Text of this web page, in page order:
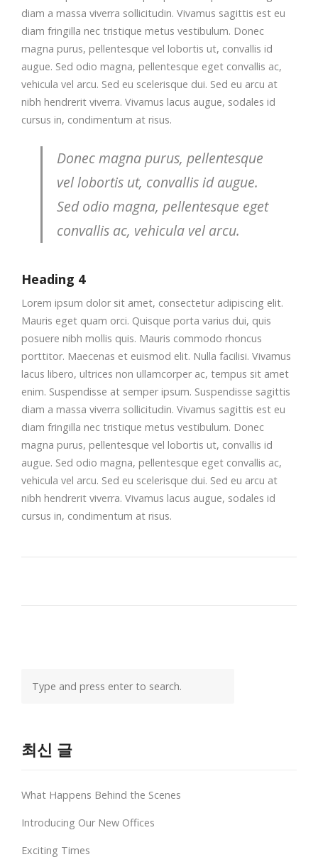
diam a massa viverra sollicitudin. Vivamus sagittis est eu
diam fringilla nec tristique metus vestibulum. Donec
magna purus, pellentesque vel lobortis ut, convallis id
augue. Sed odio magna, pellentesque eget convallis ac,
vehicula vel arcu. Sed eu scelerisque dui. Sed eu arcu at
nibh hendrerit viverra. Vivamus lacus augue, sodales id
cursus in, condimentum at risus.
Donec magna purus, pellentesque
vel lobortis ut, convallis id augue.
Sed odio magna, pellentesque eget
convallis ac, vehicula vel arcu.
Heading 4
Lorem ipsum dolor sit amet, consectetur adipiscing elit.
Mauris eget quam orci. Quisque porta varius dui, quis
posuere nibh mollis quis. Mauris commodo rhoncus
porttitor. Maecenas et euismod elit. Nulla facilisi. Vivamus
lacus libero, ultrices non ullamcorper ac, tempus sit amet
enim. Suspendisse at semper ipsum. Suspendisse sagittis
diam a massa viverra sollicitudin. Vivamus sagittis est eu
diam fringilla nec tristique metus vestibulum. Donec
magna purus, pellentesque vel lobortis ut, convallis id
augue. Sed odio magna, pellentesque eget convallis ac,
vehicula vel arcu. Sed eu scelerisque dui. Sed eu arcu at
nibh hendrerit viverra. Vivamus lacus augue, sodales id
cursus in, condimentum at risus.
최신 글
What Happens Behind the Scenes
Introducing Our New Offices
Exciting Times